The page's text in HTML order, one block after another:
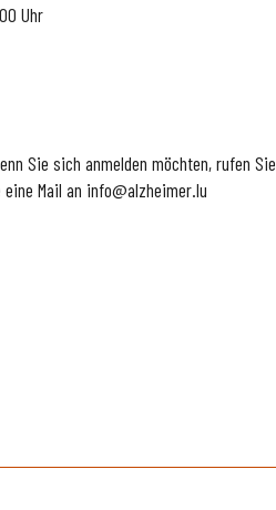
Uhr
Sie sich anmelden möchten, rufen Sie
Mail an info@alzheimer.lu